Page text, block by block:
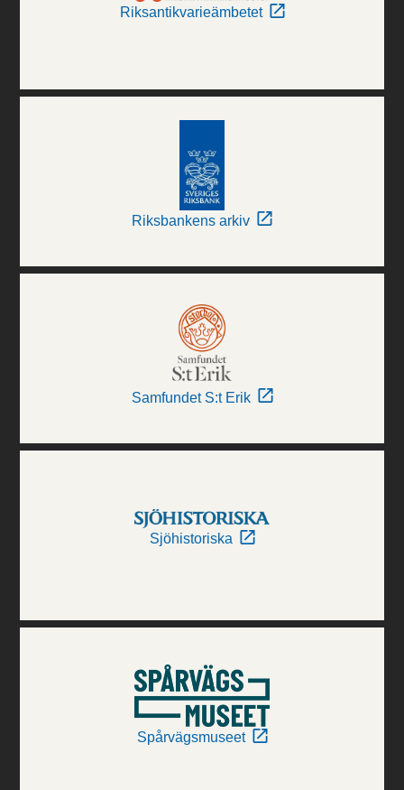
Riksantikvarieämbetet
Riksbankens arkiv
Samfundet S:t Erik
Sjöhistoriska
Spårvägsmuseet